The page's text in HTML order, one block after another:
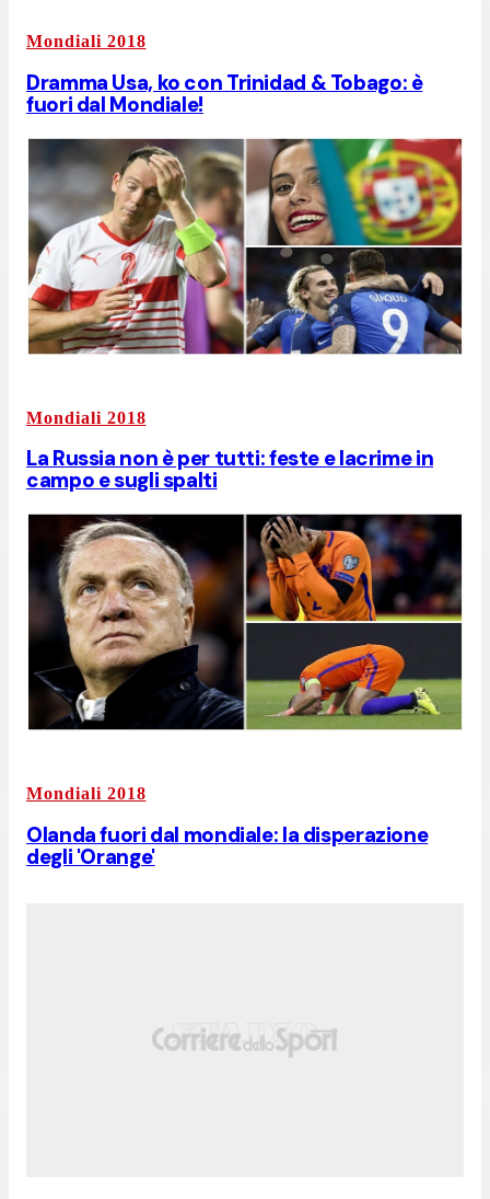
Mondiali 2018
Dramma Usa, ko con Trinidad & Tobago: è
fuori dal Mondiale!
Mondiali 2018
La Russia non è per tutti: feste e lacrime in
campo e sugli spalti
Mondiali 2018
Olanda fuori dal mondiale: la disperazione
degli 'Orange'